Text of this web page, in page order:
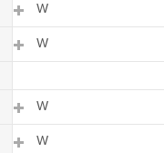
W
W
W
W
W